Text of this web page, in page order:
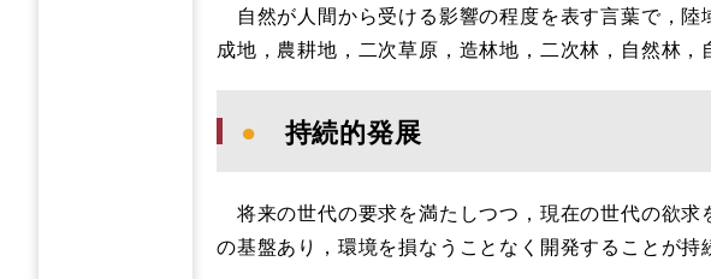
自然が人間から受ける影響の程度を表す言葉で，
成地，農耕地，二次草原，造林地，二次林，自然林，
● 持続的発展
将来の世代の要求を満たしつつ，現在の世代の欲
の基盤あり，環境を損なうことなく開発することが持